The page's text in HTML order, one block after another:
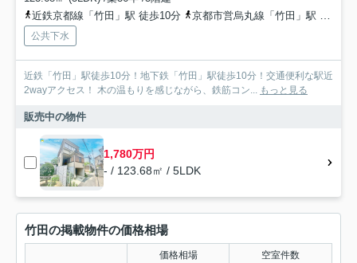
近鉄京都線「竹田」駅 徒歩10分
京都市営烏丸線「竹田」駅 徒歩10分
公共下水
近鉄「竹田」駅徒歩10分！地下鉄「竹田」駅徒歩10分！交通便利な駅近
2wayアクセス！ 木の温もりを感じながら、鉄筋コン... もっと見る
販売中の物件
1,780万円
- / 123.68㎡ / 5LDK
竹田の掲載物件の価格相場
価格相場 空室件数